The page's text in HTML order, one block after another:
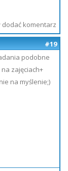
dodać komentarz
#19
podobne
zajęciach+
na myślenie;)